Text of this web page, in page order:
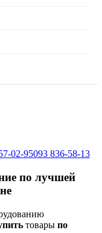
02-95093 836-58-13
по лучшей
товары по